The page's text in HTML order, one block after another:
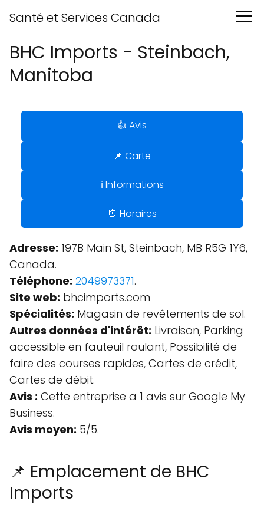
Santé et Services Canada
BHC Imports - Steinbach,
Manitoba
👍 Avis
📌 Carte
ℹ️ Informations
⏰ Horaires
Adresse: 197B Main St, Steinbach, MB R5G 1Y6,
Canada.
Téléphone: 2049973371.
Site web: bhcimports.com
Spécialités: Magasin de revêtements de sol.
Autres données d'intérêt: Livraison, Parking
accessible en fauteuil roulant, Possibilité de
faire des courses rapides, Cartes de crédit,
Cartes de débit.
Avis : Cette entreprise a 1 avis sur Google My
Business.
Avis moyen: 5/5.
📌 Emplacement de BHC
Imports